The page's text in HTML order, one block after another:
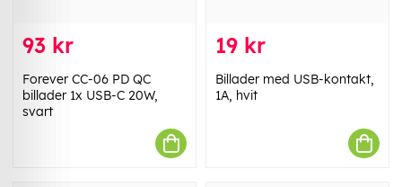
93 kr
Forever CC-06 PD QC
billader 1x USB-C 20W,
svart
19 kr
Billader med USB-kontakt,
1A, hvit